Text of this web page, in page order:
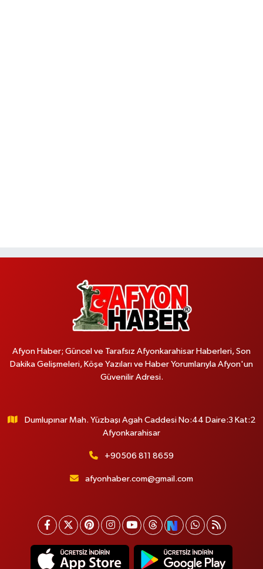
Afyon Haber; Güncel ve Tarafsız Afyonkarahisar Haberleri, Son
Dakika Gelişmeleri, Köşe Yazıları ve Haber Yorumlarıyla Afyon'un
Güvenilir Adresi.
Dumlupınar Mah. Yüzbaşı Agah Caddesi No:44 Daire:3 Kat:2
Afyonkarahisar
+90506 811 8659
afyonhaber.com@gmail.com